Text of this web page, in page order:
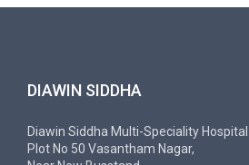
DIAWIN SIDDHA
Diawin Siddha Multi-Speciality Hospital
Plot No 50 Vasantham Nagar,